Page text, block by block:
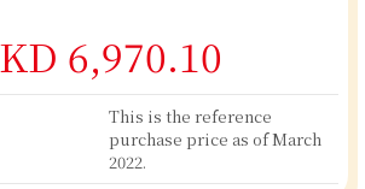
6,970.10
This is the reference
purchase price as of March
2022.